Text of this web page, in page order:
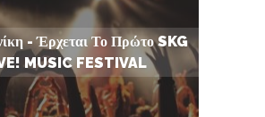
- Έρχεται Το Πρώτο SKG
MUSIC FESTIVAL